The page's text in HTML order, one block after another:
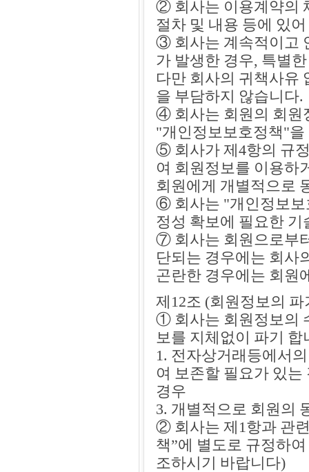
② 회사는 이용계약의
절차 및 내용 등에 있
③ 회사는 계속적이고
가 발생한 경우, 특별
다만 회사의 귀책사유
을 부담하지 않습니다.
④ 회사는 회원의 회원
"개인정보보호정책"
⑤ 회사가 제4항의 규
여 회원정보를 이용하
회원에게 개별적으로
⑥ 회사는 "개인정보보
정성 확보에 필요한
⑦ 회사는 회원으로부
단되는 경우에는 회사
곤란한 경우에는 회원
제12조 (회원정보의 파
① 회사는 회원정보의
보를 지체없이 파기
1. 전자상거래등에서
여 보존할 필요가 있
경우
3. 개별적으로 회원의
② 회사는 제1항과 관
책”에 별도로 규정하
조하시기 바랍니다)